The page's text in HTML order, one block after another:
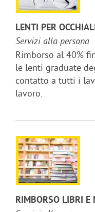
LENTI PER
Servizi alla persona
Rimborso al 40%
le lenti graduate
contatto a tutti i
lavoro.
RIMBORSO LIBRI E